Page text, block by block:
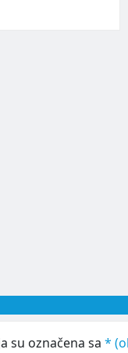
su označena sa *